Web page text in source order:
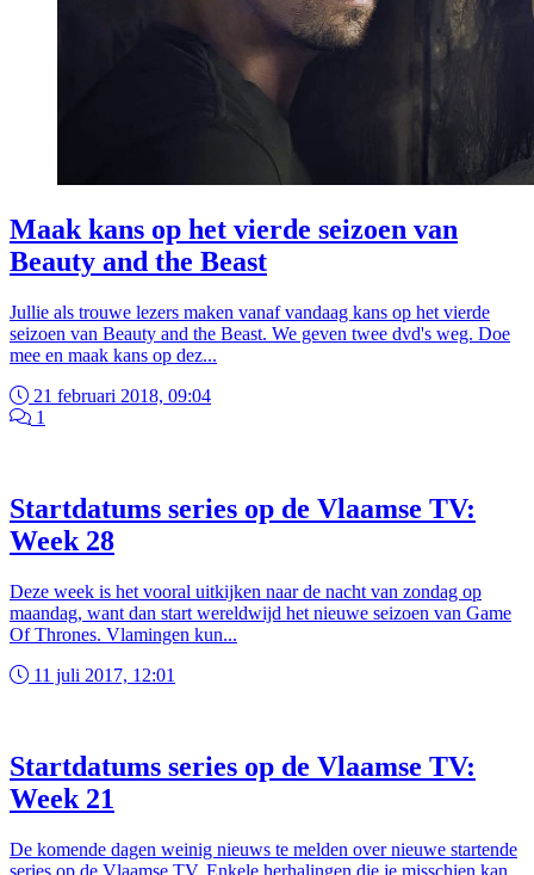
Maak kans op het vierde seizoen van
Beauty and the Beast
Jullie als trouwe lezers maken vanaf vandaag kans op het vierde
seizoen van Beauty and the Beast. We geven twee dvd's weg. Doe
mee en maak kans op dez...
21 februari 2018, 09:04
1
Startdatums series op de Vlaamse TV:
Week 28
Deze week is het vooral uitkijken naar de nacht van zondag op
maandag, want dan start wereldwijd het nieuwe seizoen van Game
Of Thrones. Vlamingen kun...
11 juli 2017, 12:01
Startdatums series op de Vlaamse TV:
Week 21
De komende dagen weinig nieuws te melden over nieuwe startende
series op de Vlaamse TV. Enkele herhalingen die je misschien kan